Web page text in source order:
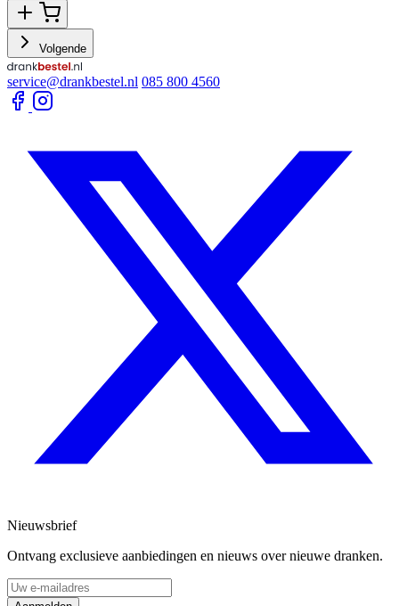
Volgende
service@drankbestel.nl 085 800 4560
Nieuwsbrief
Ontvang exclusieve aanbiedingen en nieuws over nieuwe dranken.